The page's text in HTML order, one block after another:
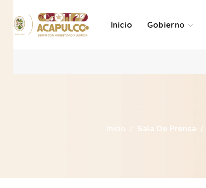
Inicio Gobierno
Inicio Sala De Prensa